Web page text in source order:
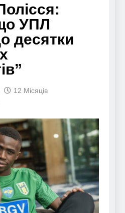
УПЛ
десятки
12 Місяців